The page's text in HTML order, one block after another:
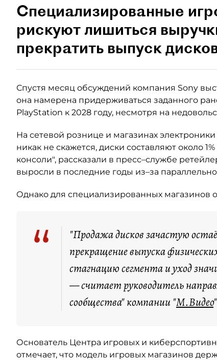
Специализированные
рискуют лишиться
прекратить выпуск
Спустя месяц обсуждений компания Sony
она намерена придерживаться заданного
PlayStation к 2028 году, несмотря на
На сетевой рознице и магазинах
никак не скажется, диски составляют около
консоли", рассказали в пресс–службе
выросли в последние годы из–за
Однако для специализированных магазинов
“
"Продажа дисков зачастую
прекращение выпуска
стагнацию сегмента и уход
— считает руководитель
сообщества" компании "М.Видео
Основатель Центра игровых и
отмечает, что модель игровых магазинов